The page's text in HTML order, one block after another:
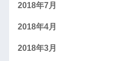
2018年7月
2018年4月
2018年3月